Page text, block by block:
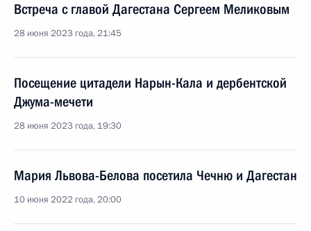
Встреча с главой Дагестана Сергеем Меликовым
28 июня 2023 года, 21:45
Посещение цитадели Нарын-Кала и дербентской
Джума-мечети
28 июня 2023 года, 19:30
Мария Львова-Белова посетила Чечню и Дагестан
10 июня 2022 года, 20:00